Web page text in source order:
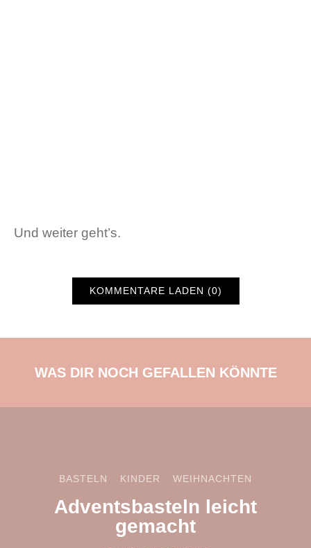
Und weiter geht’s.
KOMMENTARE LADEN (0)
WAS DIR NOCH GEFALLEN KÖNNTE
BASTELN KINDER WEIHNACHTEN
Adventsbasteln leicht
gemacht